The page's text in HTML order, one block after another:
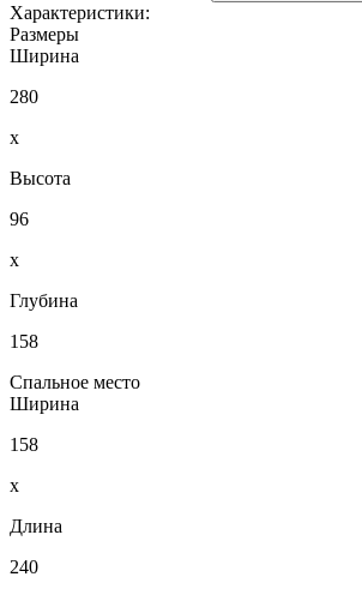
Характеристики:
Размеры
Ширина
280
x
Высота
96
x
Глубина
158
Спальное место
Ширина
158
x
Длина
240